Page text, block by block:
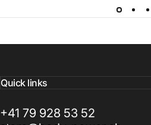
Quick links
+41 79 928 53 52